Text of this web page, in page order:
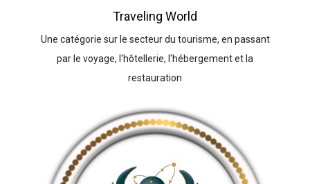
Traveling World
Une catégorie sur le secteur du tourisme, en passant
par le voyage, l'hôtellerie, l'hébergement et la
restauration